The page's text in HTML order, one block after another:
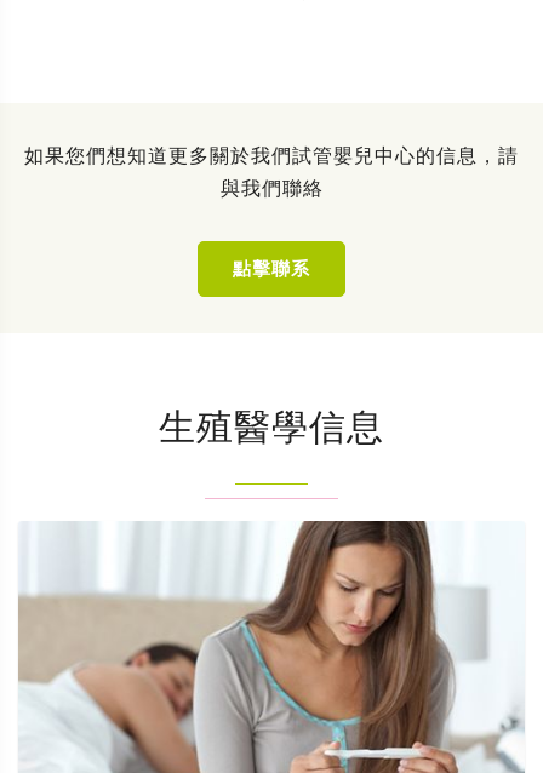
如果您們想知道更多關於我們試管嬰兒中心的信息，請
與我們聯絡
點擊聯系
生殖醫學信息